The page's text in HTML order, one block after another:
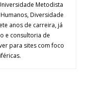
Metodista
Diversidade
anos de carreira, já
e consultoria de
para sites com foco